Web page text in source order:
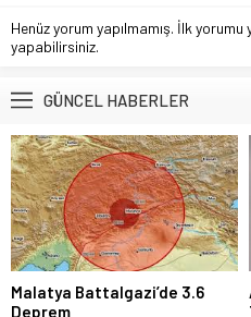
Henüz yorum yapılmamış. İlk yorumu
yapabilirsiniz.
GÜNCEL HABERLER
Malatya Battalgazi’de 3.6
Deprem